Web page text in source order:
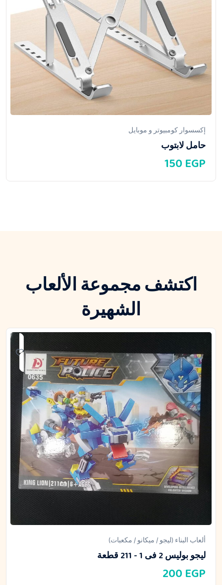
إكسسوار كومبيوتر و موبايل
حامل لابتوب
150EGP
اكتشف مجموعة الألعاب
الشهيرة
ألعاب البناء (ليجو / ميكانو / مكعبات)
ليجو بوليس 2 فى 1 - 211 قطعة
200EGP